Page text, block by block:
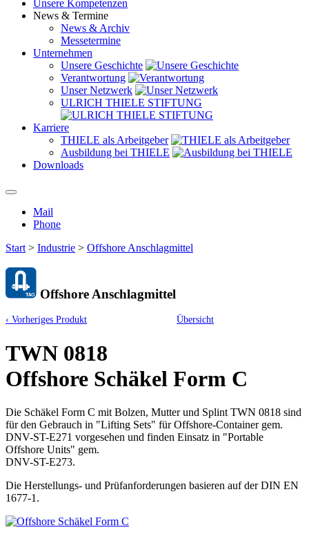
Unsere Kompetenzen
News & Termine
News & Archiv
Messetermine
Unternehmen
Unsere Geschichte
Verantwortung
Unser Netzwerk
ULRICH THIELE STIFTUNG
Karriere
THIELE als Arbeitgeber
Ausbildung bei THIELE
Downloads
Mail
Phone
Start > Industrie > Offshore Anschlagmittel
Offshore Anschlagmittel
‹ Vorheriges Produkt Übersicht
TWN 0818
Offshore Schäkel Form C
Die Schäkel Form C mit Bolzen, Mutter und Splint TWN 0818 sind
für den Gebrauch in "Lifting Sets" für Offshore-Container gem.
DNV-ST-E271 vorgesehen und finden Einsatz in "Portable
Offshore Units" gem.
DNV-ST-E273.
Die Herstellungs- und Prüfanforderungen basieren auf der DIN EN
1677-1.